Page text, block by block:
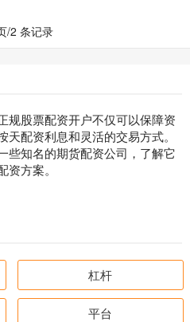
/2 条记录
规股票配资开户不仅可以保障资
配资利息和灵活的交易方式。
些知名的期货配资公司，了解它
方案。
杠杆
平台